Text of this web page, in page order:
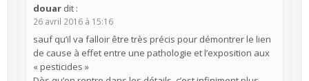
douar dit :
26 avril 2016 à 15:16
sauf qu’il va falloir être très précis pour démontrer le lien
de cause à effet entre une pathologie et l’exposition aux
« pesticides »